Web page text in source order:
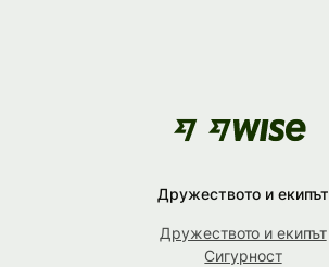
Дружеството и екипът
Дружеството и екипът
Сигурност